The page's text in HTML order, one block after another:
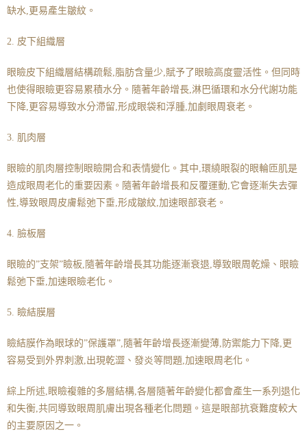
缺水,更易產生皺紋。
2. 皮下組織層
眼瞼皮下組織層結構疏鬆,脂肪含量少,賦予了眼瞼高度靈活性。但同時
也使得眼瞼更容易累積水分。隨著年齡增長,淋巴循環和水分代謝功能
下降,更容易導致水分滯留,形成眼袋和浮腫,加劇眼周衰老。
3. 肌肉層
眼瞼的肌肉層控制眼瞼開合和表情變化。其中,環繞眼裂的眼輪匝肌是
造成眼周老化的重要因素。隨著年齡增長和反覆運動,它會逐漸失去彈
性,導致眼周皮膚鬆弛下垂,形成皺紋,加速眼部衰老。
4. 臉板層
眼瞼的”支架”瞼板,隨著年齡增長其功能逐漸衰退,導致眼周乾燥、眼瞼
鬆弛下垂,加速眼瞼老化。
5. 瞼結膜層
瞼結膜作為眼球的”保護罩”,隨著年齡增長逐漸變薄,防禦能力下降,更
容易受到外界刺激,出現乾澀、發炎等問題,加速眼周老化。
綜上所述,眼瞼複雜的多層結構,各層隨著年齡變化都會產生一系列退化
和失衡,共同導致眼周肌膚出現各種老化問題。這是眼部抗衰難度較大
的主要原因之一。